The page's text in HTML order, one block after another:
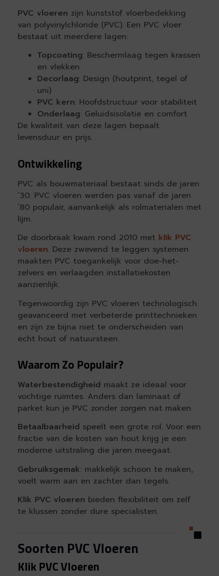
PVC vloeren zijn kunststof vloerbedekking
van polyvinylchloride (PVC). Een PVC vloer
bestaat uit meerdere lagen:
Topcoating: Beschermlaag tegen krassen
en vlekken
Decorlaag: Design (houtprint, tegel of
uni)
PVC kern: Hoofdstructuur voor stabiliteit
Onderlaag: Geluidsisolatie en comfort
De kwaliteit van deze lagen bepaalt
levensduur en prijs.
Ontwikkeling
PVC als bouwmateriaal bestaat sinds de jaren
’30. PVC vloeren werden pas vanaf de jaren
’80 populair, aanvankelijk als rolmaterialen met
lijm.
De doorbraak kwam rond 2010 met klik PVC
vloeren. Deze zwevend te leggen systemen
maakten PVC toegankelijk voor doe-het-
zelvers en verlaagden installatiekosten
aanzienlijk.
Tegenwoordig zijn PVC vloeren technologisch
geavanceerd met verbeterde printtechnieken
en zijn ze bijna niet te onderscheiden van
echt hout of natuursteen.
Waarom Zo Populair?
Waterbestendigheid maakt ze ideaal voor
vochtige ruimtes. Anders dan laminaat of
parket kun je PVC zonder zorgen nat maken.
Betaalbaarheid speelt een grote rol. Voor een
fractie van de kosten van hout krijg je een
moderne uitstraling die jaren meegaat.
Gebruiksgemak: makkelijk schoon te maken,
voelt warm aan en zachter dan tegels.
Klik PVC vloeren bieden flexibiliteit om zelf
te klussen zonder dure specialisten.
Soorten PVC Vloeren
Klik PVC Vloeren